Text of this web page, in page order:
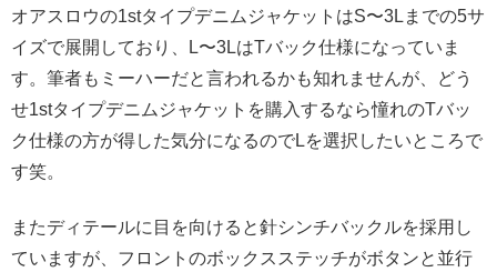
オアスロウの1stタイプデニムジャケットはS〜3Lまでの5サ
イズで展開しており、L〜3LはTバック仕様になっていま
す。筆者もミーハーだと言われるかも知れませんが、どう
せ1stタイプデニムジャケットを購入するなら憧れのTバッ
ク仕様の方が得した気分になるのでLを選択したいところで
す笑。
またディテールに目を向けると針シンチバックルを採用し
ていますが、フロントのボックスステッチがボタンと並行